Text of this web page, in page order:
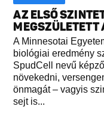
AZ ELSŐ
MEGSZÜLETETT
A Minnesotai
biológiai eredmény
SpudCell nevű
növekedni,
önmagát – vagyis
sejt is...